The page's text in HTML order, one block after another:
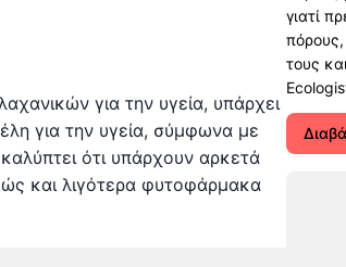
για την υγεία, υπάρχει
για την υγεία, σύμφωνα με
ότι υπάρχουν αρκετά
και λιγότερα φυτοφάρμακα
γιατί
πόρους,
τους